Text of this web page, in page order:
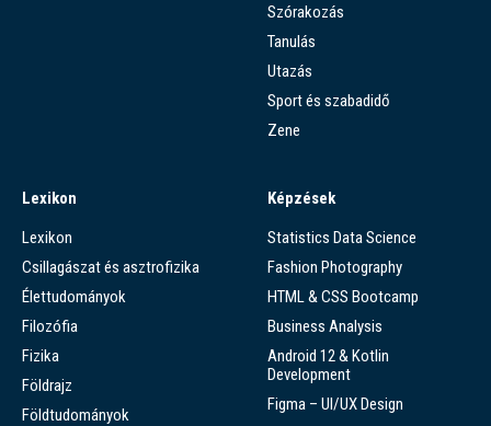
Szórakozás
Tanulás
Utazás
Sport és szabadidő
Zene
Lexikon
Lexikon
Csillagászat és asztrofizika
Élettudományok
Filozófia
Fizika
Földrajz
Földtudományok
Képzések
Statistics Data Science
Fashion Photography
HTML & CSS Bootcamp
Business Analysis
Android 12 & Kotlin
Development
Figma – UI/UX Design